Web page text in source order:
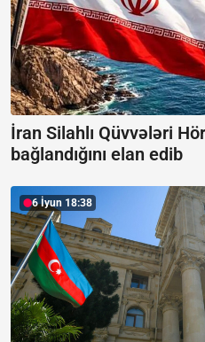
İran Silahlı Qüvvələri
bağlandığını elan edib
6 İyun 18:38